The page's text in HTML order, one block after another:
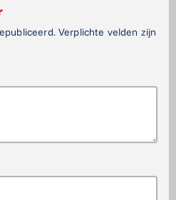
Verplichte velden zijn